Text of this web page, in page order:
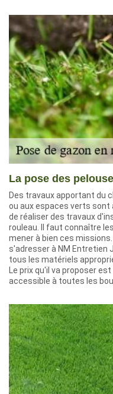
La pose des
Des travaux apportant du
ou aux espaces verts
de réaliser des travaux
rouleau. Il faut connaître
mener à bien ces
s'adresser à NM Entretien
tous les matériels
Le prix qu'il va proposer
accessible à toutes les